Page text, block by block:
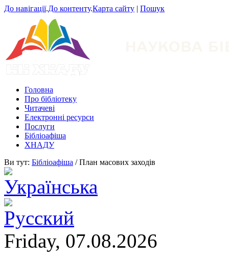
До навігації.До контенту.Карта сайту | Пошук
Головна
Про бібліотеку
Читачеві
Електронні ресурси
Послуги
Бібліоафіша
ХНАДУ
Ви тут: Бібліоафіша / План масових заходів
Friday, 07.08.2026